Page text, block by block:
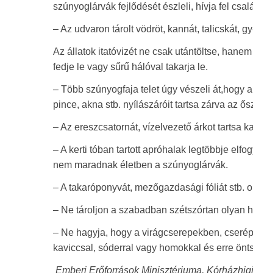
szúnyoglárvák fejlődését észleli, hívja fel
– Az udvaron tárolt vödröt, kannát, talicskát,
Az állatok itatóvizét ne csak utántöltse,
fedje le vagy sűrű hálóval takarja le.
– Több szúnyogfaja telet úgy vészeli át,hogy
pince, akna stb. nyílászáróit tartsa zárva az
– Az ereszcsatornát, vízelvezető árkot tartsa
– A kerti tóban tartott apróhalak legtöbbje
nem maradnak életben a szúnyoglárvák.
– A takaróponyvát, mezőgazdasági fóliát stb.
– Ne tároljon a szabadban szétszórtan olyan
– Ne hagyja, hogy a virágcserepekben,
kaviccsal, sóderral vagy homokkal és erre
Emberi Erőforrások Minisztériuma,